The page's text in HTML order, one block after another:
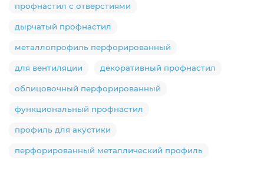
профнастил с отверстиями
дырчатый профнастил
металлопрофиль перфорированный
для вентиляции декоративный профнастил
облицовочный перфорированный
функциональный профнастил
профиль для акустики
перфорированный металлический профиль